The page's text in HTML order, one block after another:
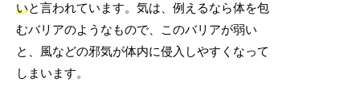
いと言われています。気は、例えるなら体を包
むバリアのようなもので、このバリアが弱い
と、風などの邪気が体内に侵入しやすくなって
しまいます。